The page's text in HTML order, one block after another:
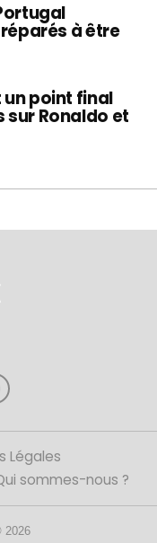
à être
un point final
sur Ronaldo et
Légales
sommes-nous ?
2026